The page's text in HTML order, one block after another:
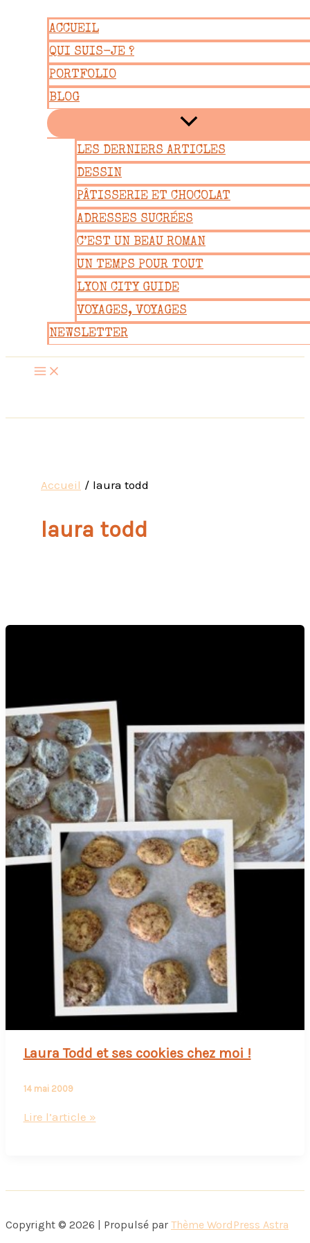
contenu
ACCUEIL
QUI SUIS-JE ?
PORTFOLIO
BLOG
LES DERNIERS ARTICLES
DESSIN
PÂTISSERIE ET CHOCOLAT
ADRESSES SUCRÉES
C’EST UN BEAU ROMAN
UN TEMPS POUR TOUT
LYON CITY GUIDE
VOYAGES, VOYAGES
NEWSLETTER
Accueil laura todd
laura todd
Laura Todd et ses cookies chez moi !
14 mai 2009
Laura
cookies
moi
Lire l’article »
Copyright © 2026 | Propulsé par Thème WordPress Astra